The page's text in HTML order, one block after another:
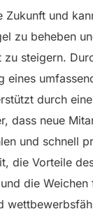
Zukunft und
zu beheben
zu steigern.
eines
durch
dass neue
und schnell
die Vorteile
die Weichen